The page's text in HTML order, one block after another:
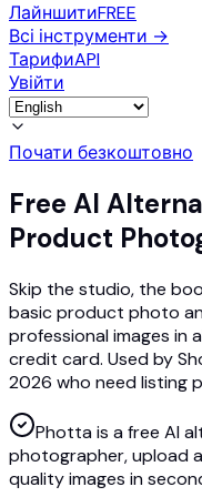
ЛайншитиFREE
Всі інструменти →
ТарифиAPI
Увійти
Почати безкоштовно
Free AI
Product
Skip the studio, the
basic product photo
professional images in
credit card. Used by
2026 who need listing
Photta is a free AI
photographer, upload
quality images in